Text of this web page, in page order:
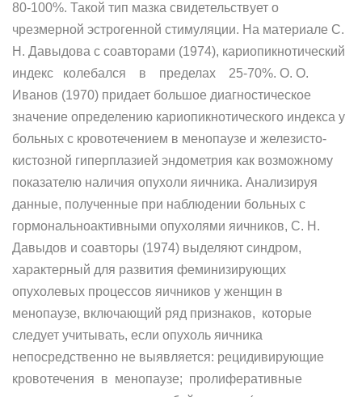
80-100%. Такой тип мазка свидетельствует о
чрезмерной эстрогенной стимуляции. На материале С.
Н. Давыдова с соавторами (1974), кариопикнотический
индекс колебался в пределах 25-70%. О. О.
Иванов (1970) придает большое диагностическое
значение определению кариопикнотического индекса у
больных с кровотечением в менопаузе и железисто-
кистозной гиперплазией эндометрия как возможному
показателю наличия опухоли яичника. Анализируя
данные, полученные при наблюдении больных с
гормональноактивными опухолями яичников, С. Н.
Давыдов и соавторы (1974) выделяют синдром,
характерный для развития феминизирующих
опухолевых процессов яичников у женщин в
менопаузе, включающий ряд признаков, которые
следует учитывать, если опухоль яичника
непосредственно не выявляется: рецидивирующие
кровотечения в менопаузе; пролиферативные